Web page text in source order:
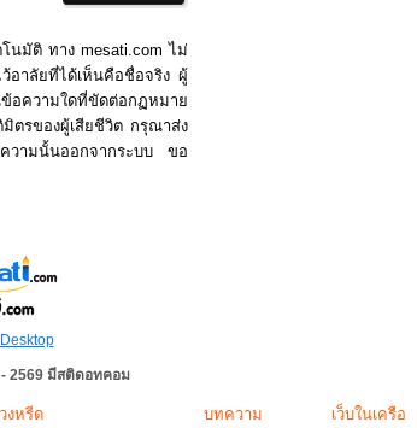
นมัติ ทาง mesati.com ไม่
อาลัยที่ได้เห็นคือชื่อจริง ผู้
อความใดที่ขัดต่อกฏหมาย
ตรของผู้เสียชีวิต กรุณาส่ง
วามนั้นออกจากระบบ ขอ
Desktop
2569 มีสติดอทคอม
งหรีด บทความ เว็บในเครือ